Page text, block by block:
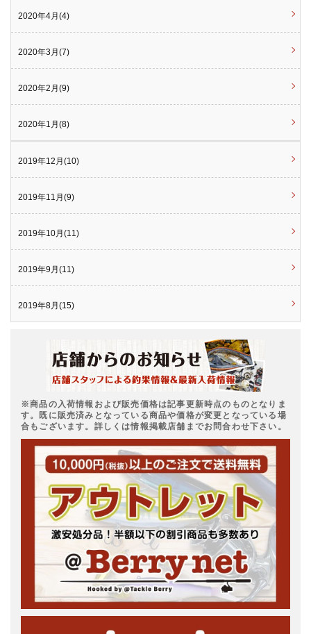
2020年4月(4)
2020年3月(7)
2020年2月(9)
2020年1月(8)
2019年12月(10)
2019年11月(9)
2019年10月(11)
2019年9月(11)
2019年8月(15)
※商品の入荷情報および販売価格は記事更新時点のものとなりま
す。既に販売済みとなっている商品や価格が変更となっている場
合もございます。詳しくは情報掲載店舗までお問合わせ下さい。